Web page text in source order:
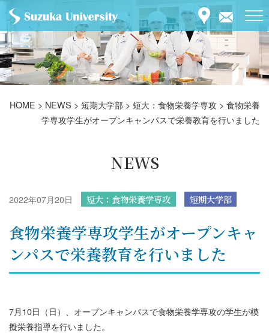
HOME > NEWS > 短期大学部 > 短大：食物栄養学専攻 > 食物栄養
学専攻学生がオープンキャンパスで栄養教育を行いました
NEWS
2022年07月20日 短大：食物栄養学専攻 短期大学部
食物栄養学専攻学生がオープンキャ
ンパスで栄養教育を行いました
7月10日（日）、オープンキャンパスで食物栄養学専攻の学生が模
擬栄養指導を行いました。